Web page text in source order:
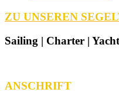
ZU UNSEREN
Sailing | Charter |
ANSCHRIFT